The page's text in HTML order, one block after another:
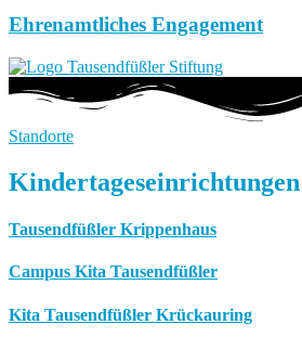
Ehrenamtliches Engagement
Standorte
Kindertageseinrichtungen
Tausendfüßler Krippenhaus
Campus Kita Tausendfüßler
Kita Tausendfüßler Krückauring